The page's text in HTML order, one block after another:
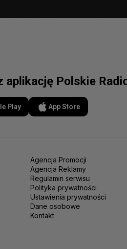
aplikację Polskie
Play App Store
Agencja Promocji
Agencja Reklamy
Regulamin serwisu
Polityka prywatności
Ustawienia prywatności
Dane osobowe
Kontakt